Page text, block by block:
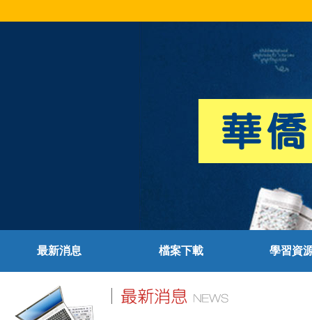
最新消息 檔案下載 學習資